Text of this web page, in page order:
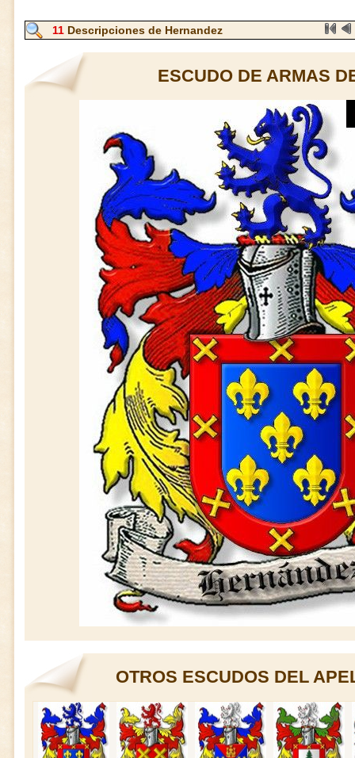
11 Descripciones de Hernandez
ESCUDO DE ARMAS
OTROS ESCUDOS DEL